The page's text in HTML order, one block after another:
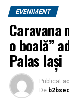
În data de
documentelor)
de zile au
și cu o farfurie
Cum ați
reușit să
plus??
EVENIMENT
Caravana
o boală”
Palas Iași
Publicat
De b2bseo